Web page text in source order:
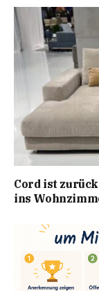
Cord ist
ins